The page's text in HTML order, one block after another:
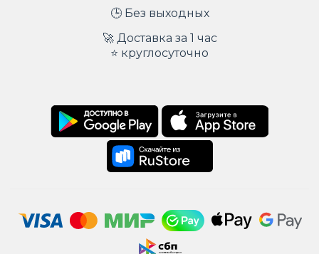
🕒 Без выходных
🚀 Доставка за 1 час
⭐ круглосуточно